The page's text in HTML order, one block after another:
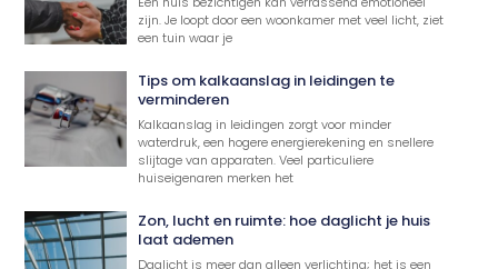
zijn. Je loopt door een woonkamer met veel licht, ziet
een tuin waar je
Tips om kalkaanslag in leidingen te
verminderen
Kalkaanslag in leidingen zorgt voor minder
waterdruk, een hogere energierekening en snellere
slijtage van apparaten. Veel particuliere
huiseigenaren merken het
Zon, lucht en ruimte: hoe daglicht je huis
laat ademen
Daglicht is meer dan alleen verlichting; het is een